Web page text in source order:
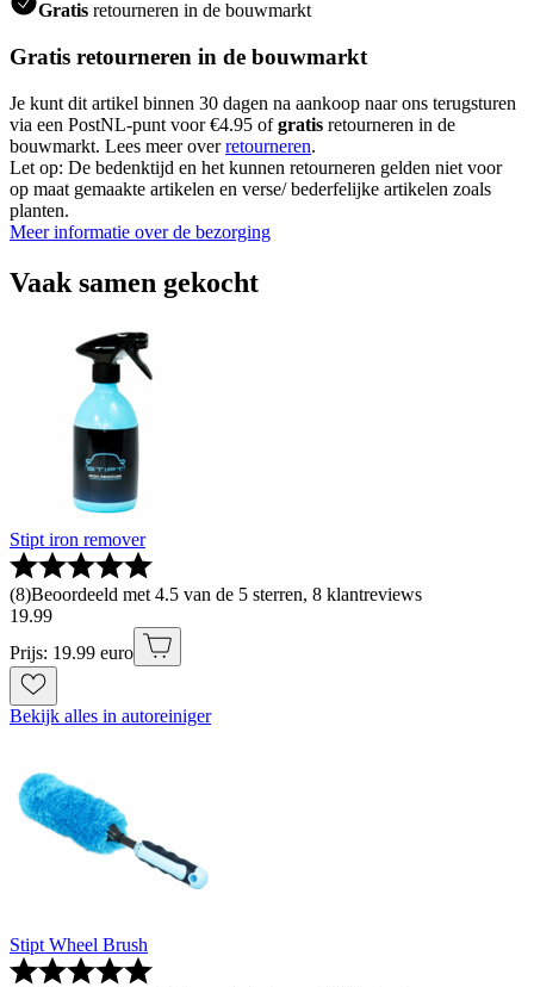
Gratis retourneren in de bouwmarkt
Gratis retourneren in de bouwmarkt
Je kunt dit artikel binnen 30 dagen na aankoop naar ons terugsturen
via een PostNL-punt voor €4.95 ofgratis retourneren in de
bouwmarkt. Lees meer overretourneren.
Let op: De bedenktijd en het kunnen retourneren gelden niet voor
op maat gemaakte artikelen en verse/ bederfelijke artikelen zoals
planten.
Meer informatie over de bezorging
Vaak samen gekocht
Stipt iron remover
(8)Beoordeeld met 4.5 van de 5 sterren, 8 klantreviews
19.99
Prijs: 19.99 euro
Bekijk alles in autoreiniger
Stipt Wheel Brush